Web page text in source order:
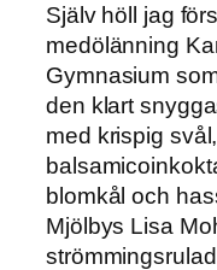
Själv höll jag
medölänning
Gymnasium
den klart
med krispig
blomkål och
Mjölbys Lisa